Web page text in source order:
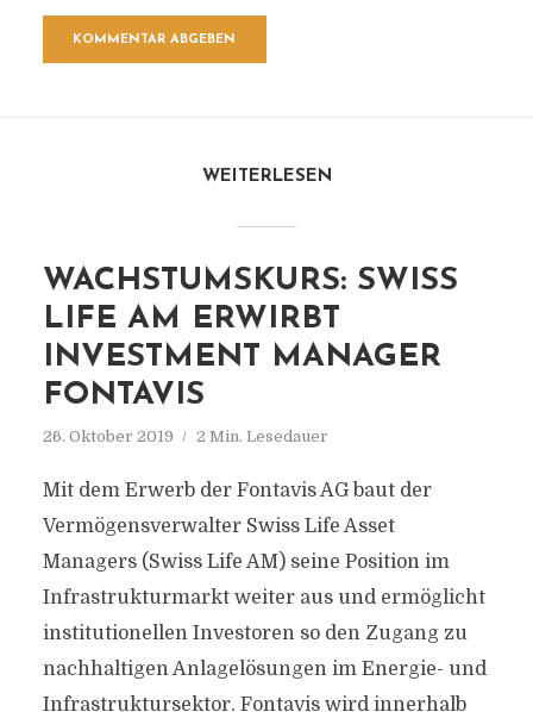
WEITERLESEN
WACHSTUMSKURS: SWISS
LIFE AM ERWIRBT
INVESTMENT MANAGER
FONTAVIS
26. Oktober 2019 2 Min. Lesedauer
Mit dem Erwerb der Fontavis AG baut der
Vermögensverwalter Swiss Life Asset
Managers (Swiss Life AM) seine Position im
Infrastrukturmarkt weiter aus und ermöglicht
institutionellen Investoren so den Zugang zu
nachhaltigen Anlagelösungen im Energie- und
Infrastruktursektor. Fontavis wird innerhalb